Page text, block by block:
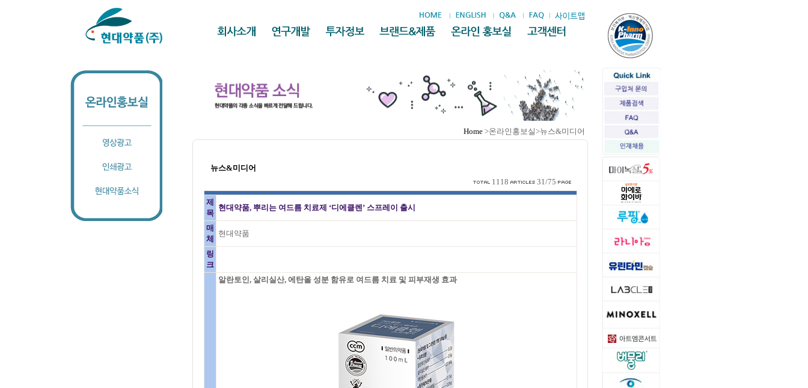
Home >온라인홍보실>뉴스&미디어
뉴스&미디어
1118
31/75
제
목
현대약품, 뿌리는 여드름 치료제 ‘디에클렌’ 스프레이 출시
매
체
현대약품
링
크
알란토인, 살리실산, 에탄올 성분 함유로 여드름 치료 및 피부재생 효과